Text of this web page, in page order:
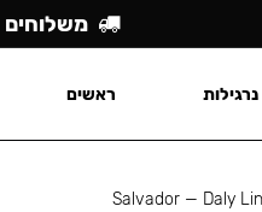
Salvador — Daly
משלוחים
נרגילות ראשים